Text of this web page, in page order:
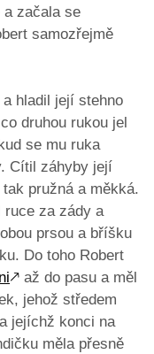
a začala se
samozřejmě
hladil její stehno
druhou rukou jel
se mu ruka
Cítil záhyby její
pružná a měkká.
za zády a
prsou a bříšku
Do toho Robert
🡕 až do pasu a měl
jehož středem
jejíchž konci na
měla přesně